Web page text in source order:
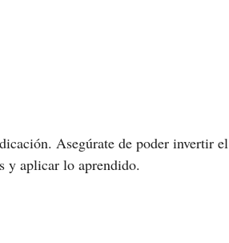
Asegúrate de poder invertir el
y aplicar lo aprendido.